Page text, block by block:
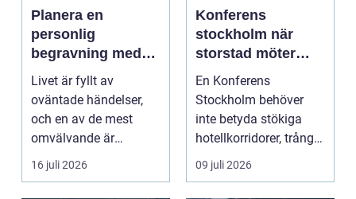
Planera en
personlig
begravning med
hjälp av en
begravningsbyrå
Livet är fyllt av
oväntade händelser,
och en av de mest
omvälvande är
n&aum...
16 juli 2026
Konferens
stockholm när
storstad möter
rofylld landsbygd
En Konferens
Stockholm behöver
inte betyda stökiga
hotellkorridorer, trånga
mötesrum och brus
från c...
09 juli 2026